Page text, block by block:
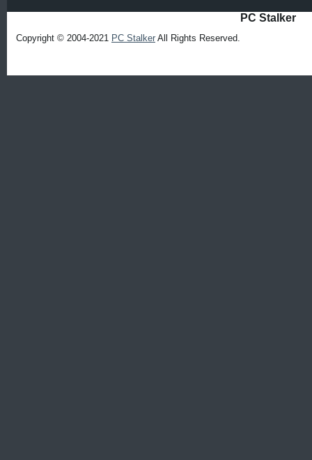
PC Stalker
Copyright © 2004-2021 PC Stalker All Rights Reserved.